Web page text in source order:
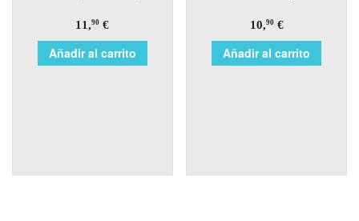
11,90 €
Añadir al carrito
10,90€
Añadir al carrito